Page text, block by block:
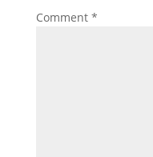
Comment *